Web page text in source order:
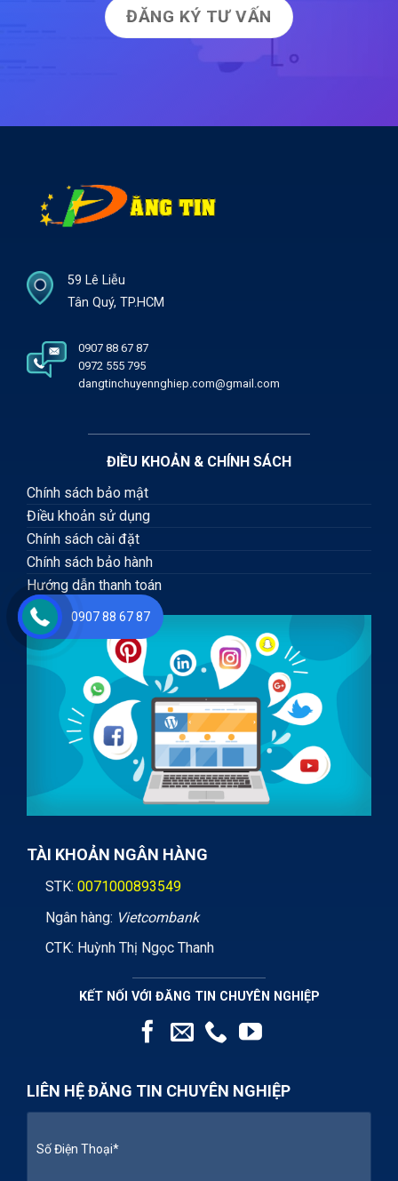
ĐĂNG KÝ TƯ VẤN
59 Lê Liễu
Tân Quý, TP.HCM
0907 88 67 87
0972 555 795
dangtinchuyennghiep.com@gmail.com
ĐIỀU KHOẢN & CHÍNH SÁCH
Chính sách bảo mật
Điều khoản sử dụng
Chính sách cài đặt
Chính sách bảo hành
Hướng dẫn thanh toán
TÀI KHOẢN NGÂN HÀNG
STK: 0071000893549
Ngân hàng: Vietcombank
CTK: Huỳnh Thị Ngọc Thanh
KẾT NỐI VỚI ĐĂNG TIN CHUYÊN NGHIỆP
LIÊN HỆ ĐĂNG TIN CHUYÊN NGHIỆP
0907 88 67 87